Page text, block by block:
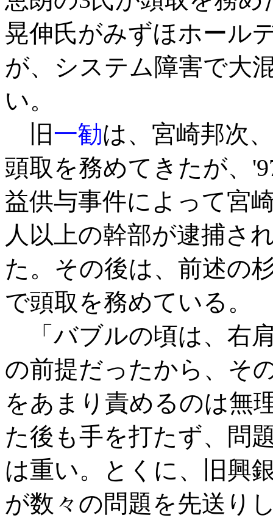
晃伸氏がみずほホール
が、システム障害で大
い。
旧一勧は、宮崎邦次
頭取を務めてきたが、
益供与事件によって宮
人以上の幹部が逮捕さ
た。その後は、前述の
で頭取を務めている。
「バブルの頃は、右
の前提だったから、そ
をあまり責めるのは無
た後も手を打たず、問
は重い。とくに、旧興
が数々の問題を先送り